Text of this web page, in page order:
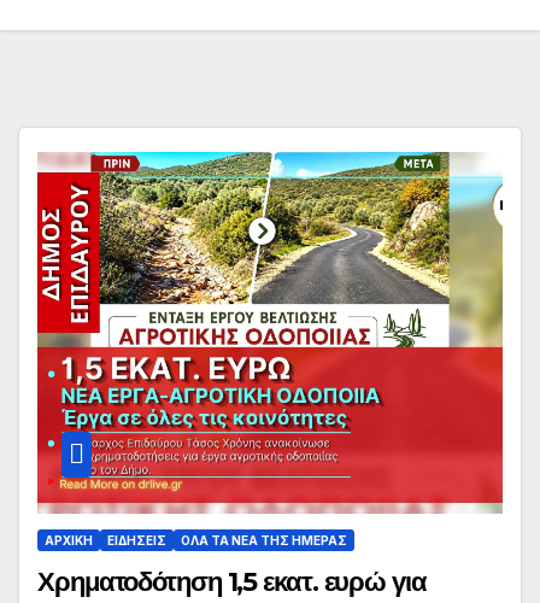
ΑΡΧΙΚΗ ΕΙΔΗΣΕΙΣ ΟΛΑ ΤΑ ΝΕΑ ΤΗΣ ΗΜΕΡΑΣ
Χρηματοδότηση 1,5 εκατ. ευρώ για